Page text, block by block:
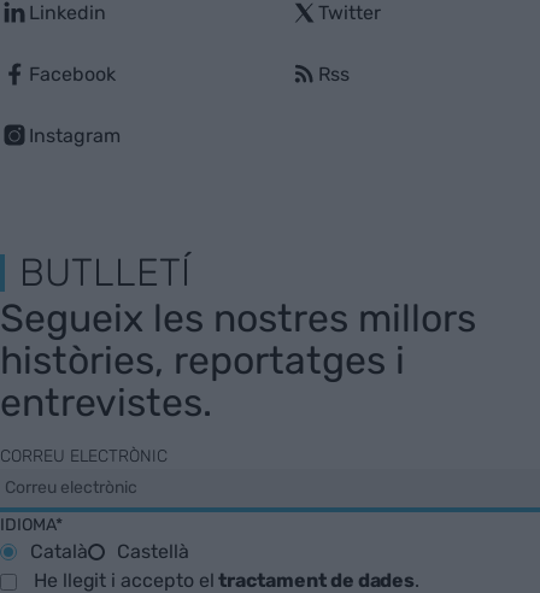
Linkedin
Facebook
Instagram
Twitter
Rss
BUTLLETÍ
Segueix les nostres millors
històries, reportatges i
entrevistes.
CORREU ELECTRÒNIC
IDIOMA*
Català
Castellà
He llegit i accepto eltractament de dades.